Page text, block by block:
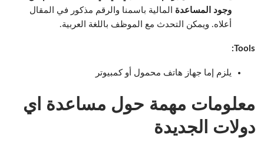
وجود المساعدة المالية باسمنا والرقم مذكور في المقال
أعلاه. ويمكن التحدث مع الموظف باللغة العربية.
Tools:
يلزم إما جهاز هاتف محمول أو كمبيوتر
معلومات مهمة حول مساعدة اي
دولات الجديدة